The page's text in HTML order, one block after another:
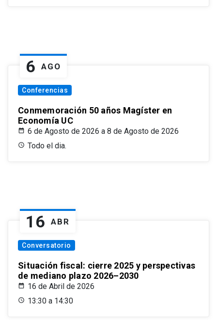
6 AGO
Conferencias
Conmemoración 50 años Magíster en
Economía UC
6 de Agosto de 2026 a 8 de Agosto de 2026
Todo el dia.
16 ABR
Conversatorio
Situación fiscal: cierre 2025 y perspectivas
de mediano plazo 2026–2030
16 de Abril de 2026
13:30 a 14:30